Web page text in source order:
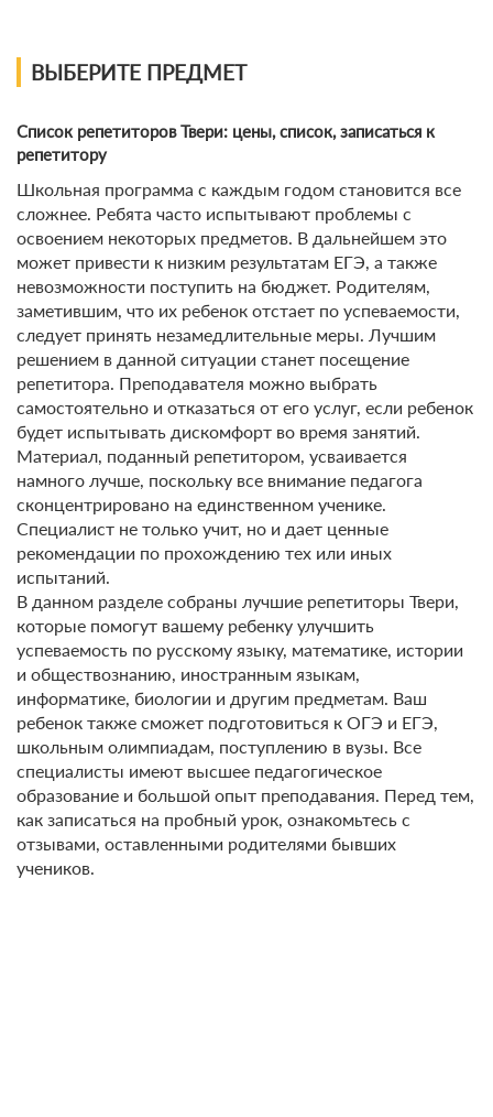
ВЫБЕРИТЕ ПРЕДМЕТ
Список репетиторов Твери: цены, список, записаться к
репетитору
Школьная программа с каждым годом становится все
сложнее. Ребята часто испытывают проблемы с
освоением некоторых предметов. В дальнейшем это
может привести к низким результатам ЕГЭ, а также
невозможности поступить на бюджет. Родителям,
заметившим, что их ребенок отстает по успеваемости,
следует принять незамедлительные меры. Лучшим
решением в данной ситуации станет посещение
репетитора. Преподавателя можно выбрать
самостоятельно и отказаться от его услуг, если ребенок
будет испытывать дискомфорт во время занятий.
Материал, поданный репетитором, усваивается
намного лучше, поскольку все внимание педагога
сконцентрировано на единственном ученике.
Специалист не только учит, но и дает ценные
рекомендации по прохождению тех или иных
испытаний.
В данном разделе собраны лучшие репетиторы Твери,
которые помогут вашему ребенку улучшить
успеваемость по русскому языку, математике, истории
и обществознанию, иностранным языкам,
информатике, биологии и другим предметам. Ваш
ребенок также сможет подготовиться к ОГЭ и ЕГЭ,
школьным олимпиадам, поступлению в вузы. Все
специалисты имеют высшее педагогическое
образование и большой опыт преподавания. Перед тем,
как записаться на пробный урок, ознакомьтесь с
отзывами, оставленными родителями бывших
учеников.